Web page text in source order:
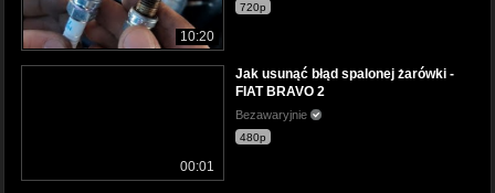
10:20
720p
00:01
Jak usunąć błąd spalonej żarówki -
FIAT BRAVO 2
Bezawaryjnie
480p